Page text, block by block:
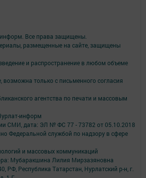
Все права защищены.
размещенные на сайте, защищены
и распространение в любом объеме
возможна только с письменного согласия
агентства по печати и массовым
⁠информ
СМИ, дата: ЭЛ № ФС 77 -⁠ 73782 от 05.10.2018
Федеральной службой по надзору в сфере
и массовых коммуникаций
Мубаракшина Лилия Мирзазяновна
РФ, Республика Татарстан, Нурлатский р-н, г.